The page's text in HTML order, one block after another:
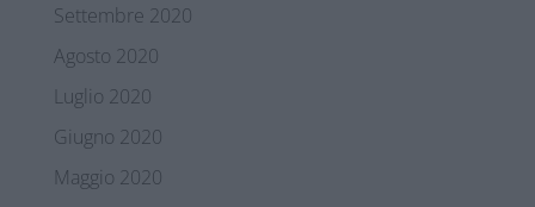
Settembre 2020
Agosto 2020
Luglio 2020
Giugno 2020
Maggio 2020